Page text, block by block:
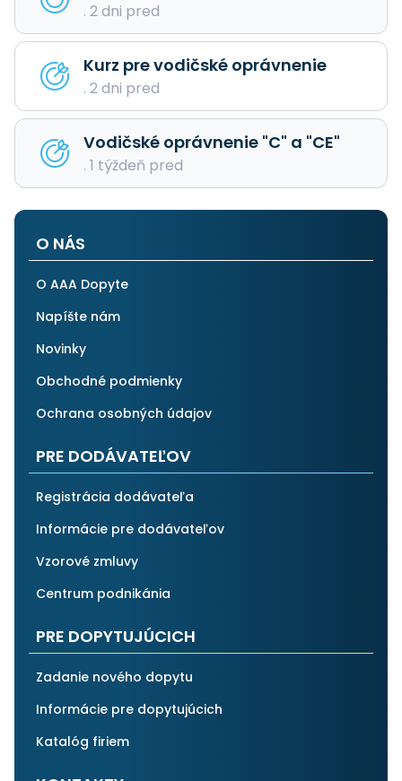
. 2 dni pred
Kurz pre vodičské oprávnenie
. 2 dni pred
Vodičské oprávnenie "C" a "CE"
. 1 týždeň pred
O NÁS
O AAA Dopyte
Napíšte nám
Novinky
Obchodné podmienky
Ochrana osobných údajov
PRE DODÁVATEĽOV
Registrácia dodávateľa
Informácie pre dodávateľov
Vzorové zmluvy
Centrum podnikánia
PRE DOPYTUJÚCICH
Zadanie nového dopytu
Informácie pre dopytujúcich
Katalóg firiem